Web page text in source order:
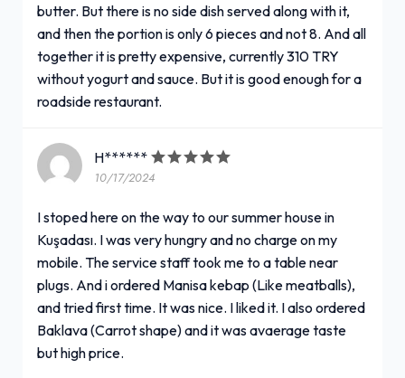
butter. But there is no side dish served along with it,
and then the portion is only 6 pieces and not 8. And all
together it is pretty expensive, currently 310 TRY
without yogurt and sauce. But it is good enough for a
roadside restaurant.
H******
10/17/2024
I stoped here on the way to our summer house in
Kuşadası. I was very hungry and no charge on my
mobile. The service staff took me to a table near
plugs. And i ordered Manisa kebap (Like meatballs),
and tried first time. It was nice. I liked it. I also ordered
Baklava (Carrot shape) and it was avaerage taste
but high price.